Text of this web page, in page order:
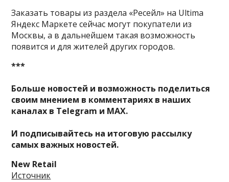
Заказать товары из раздела «Ресейл» на Ultima
Яндекс Маркете сейчас могут покупатели из
Москвы, а в дальнейшем такая возможность
появится и для жителей других городов.
***
Больше новостей и возможность поделиться
своим мнением в комментариях в наших
каналах в Telegram и MAX.
И подписывайтесь на итоговую рассылку
самых важных новостей.
New Retail
Источник